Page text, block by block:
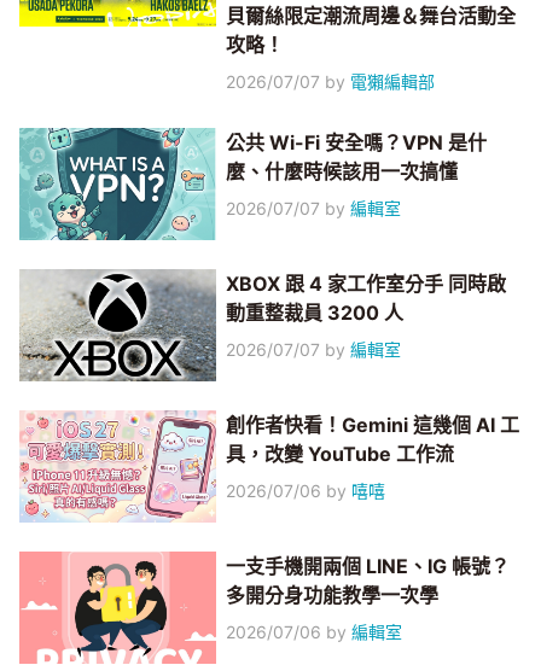
貝爾絲限定潮流周邊＆舞台活動全
攻略！
2026/07/07 by 電獺編輯部
公共 Wi-Fi 安全嗎？VPN 是什
麼、什麼時候該用一次搞懂
2026/07/07 by編輯室
XBOX 跟 4 家工作室分手 同時啟
動重整裁員 3200 人
2026/07/07 by編輯室
創作者快看！Gemini 這幾個 AI 工
具，改變 YouTube 工作流
2026/07/06 by 嘻嘻
一支手機開兩個 LINE、IG 帳號？
多開分身功能教學一次學
2026/07/06 by編輯室